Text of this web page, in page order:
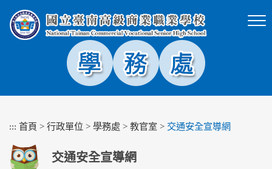
塊
::: 首頁 > 行政單位 > 學務處 > 教官室 > 交通安全宣導網
交通安全宣導網